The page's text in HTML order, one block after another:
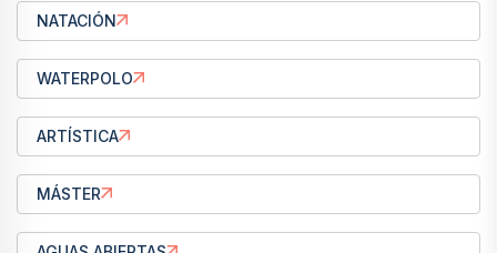
NATACIÓN
WATERPOLO
ARTÍSTICA
MÁSTER